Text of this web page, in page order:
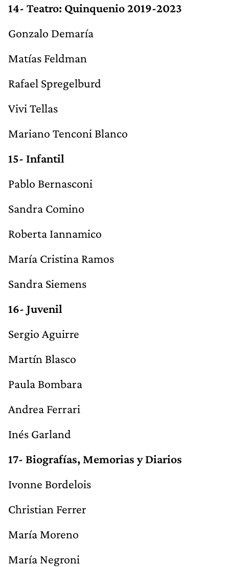
14- Teatro: Quinquenio 2019-2023
Gonzalo Demaría
Matías Feldman
Rafael Spregelburd
Vivi Tellas
Mariano Tenconi Blanco
15- Infantil
Pablo Bernasconi
Sandra Comino
Roberta Iannamico
María Cristina Ramos
Sandra Siemens
16- Juvenil
Sergio Aguirre
Martín Blasco
Paula Bombara
Andrea Ferrari
Inés Garland
17- Biografías, Memorias y Diarios
Ivonne Bordelois
Christian Ferrer
María Moreno
María Negroni